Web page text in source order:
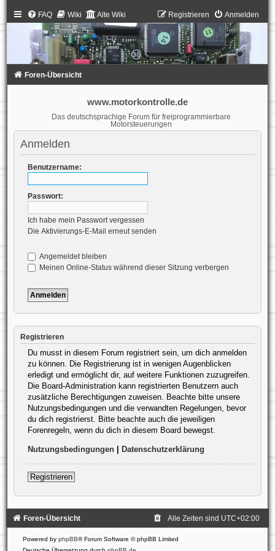
FAQ Wiki Alte Wiki Anmelden
Registrieren
Foren-Übersicht
www.motorkontrolle.de
Das deutschsprachige Forum für freiprogrammierbare
Motorsteuerungen
Anmelden
Benutzername:
Passwort:
Ich habe mein Passwort vergessen
Die Aktivierungs-E-Mail erneut senden
Angemeldet bleiben
Meinen Online-Status während dieser Sitzung verbergen
Registrieren
Du musst in diesem Forum registriert sein, um dich anmelden
zu können. Die Registrierung ist in wenigen Augenblicken
erledigt und ermöglicht dir, auf weitere Funktionen zuzugreifen.
Die Board-Administration kann registrierten Benutzern auch
zusätzliche Berechtigungen zuweisen. Beachte bitte unsere
Nutzungsbedingungen und die verwandten Regelungen, bevor
du dich registrierst. Bitte beachte auch die jeweiligen
Forenregeln, wenn du dich in diesem Board bewegst.
Nutzungsbedingungen| Datenschutzerklärung
Registrieren
Foren-Übersicht Alle Zeiten sind UTC+02:00
Powered by phpBB® Forum Software © phpBB Limited